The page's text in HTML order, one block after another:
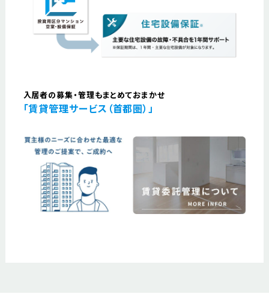
入居者の募集・管理もまとめておまかせ
「賃貸管理サービス（首都圏）」